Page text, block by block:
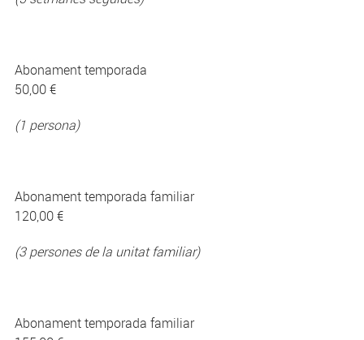
Abonament temporada
50,00 €
(1 persona)
Abonament temporada familiar
120,00 €
(3 persones de la unitat familiar)
Abonament temporada familiar